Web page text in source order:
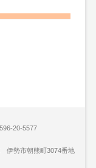
20-5577
伊勢市朝熊町3074番地